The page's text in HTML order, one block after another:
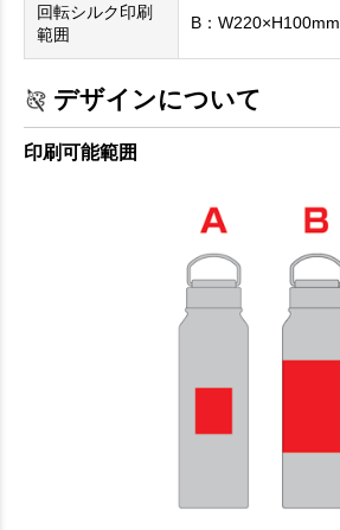
回転シルク印刷
範囲
B：W220×H100mm
デザインについて
印刷可能範囲